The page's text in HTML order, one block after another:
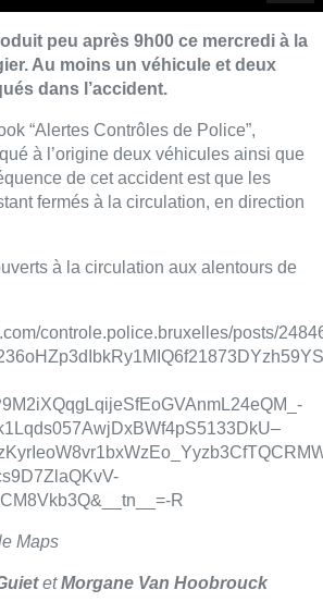
controle.police.bruxelles/posts/
R
le blocus s’invite dans
: “C’est
il faut se l’avouer”